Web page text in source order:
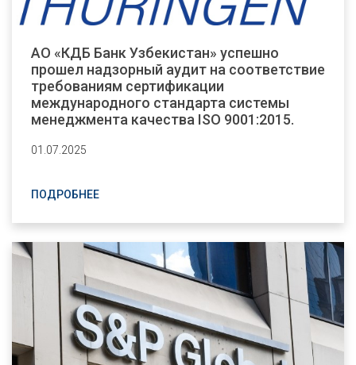
АО «КДБ Банк Узбекистан» успешно
прошел надзорный аудит на соответствие
требованиям сертификации
международного стандарта системы
менеджмента качества ISO 9001:2015.
01.07.2025
ПОДРОБНЕЕ